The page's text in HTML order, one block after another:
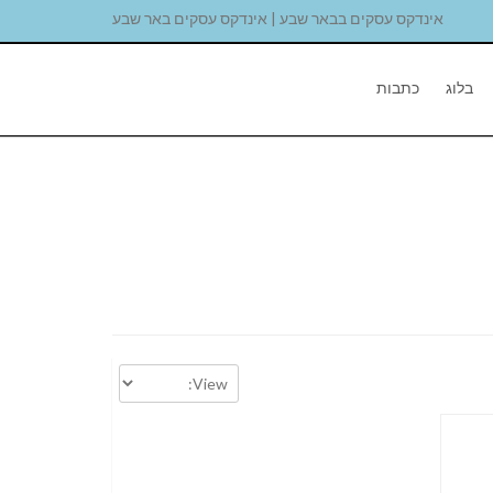
אינדקס עסקים בבאר שבע | אינדקס עסקים באר שבע
בלוג כתבות